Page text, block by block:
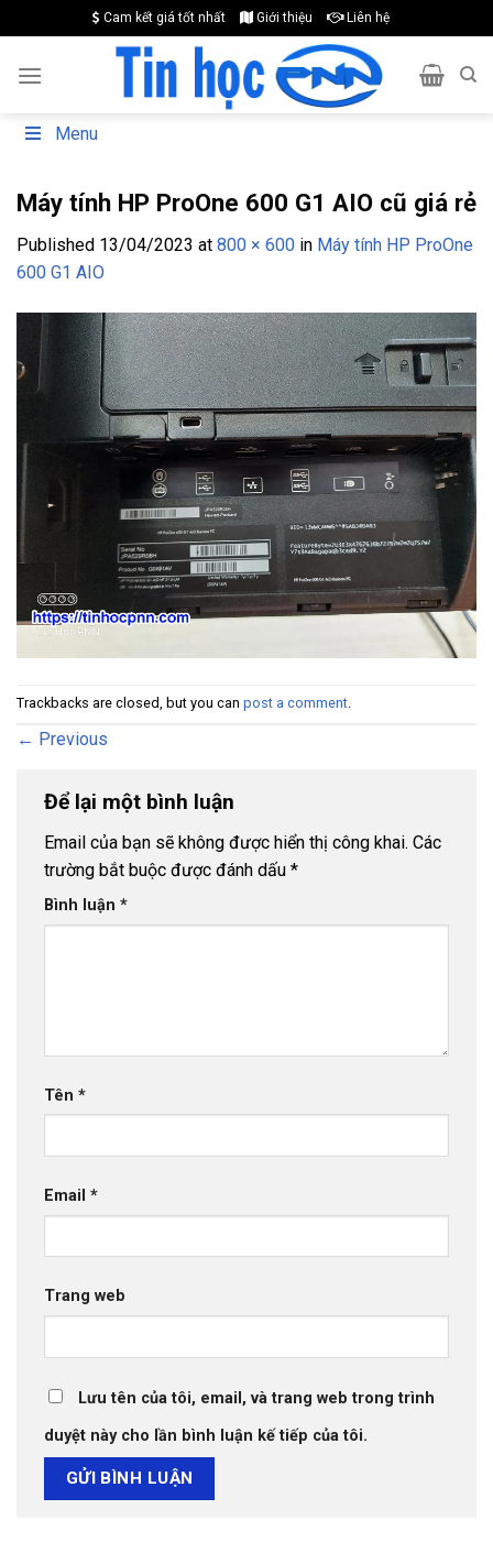
to
content
Cam kết giá tốt nhất Giới thiệu Liên hệ
Menu
Máy tính HP ProOne 600 G1 AIO cũ giá rẻ
Published 13/04/2023 at 800 × 600 in Máy tính HP ProOne
600 G1 AIO
Trackbacks are closed, but you can post a comment.
← Previous
Để lại một bình luận
Email của bạn sẽ không được hiển thị công khai. Các
trường bắt buộc được đánh dấu *
Bình luận *
Tên *
Email *
Trang web
Lưu tên của tôi, email, và trang web trong trình
duyệt này cho lần bình luận kế tiếp của tôi.